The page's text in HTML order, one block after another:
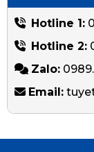
Hotline 1:
Hotline 2:
Zalo:
Email: